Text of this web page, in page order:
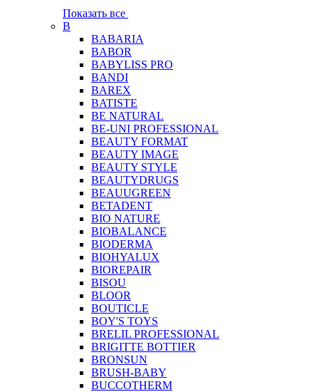
Показать все
B
BABARIA
BABOR
BABYLISS PRO
BANDI
BAREX
BATISTE
BE NATURAL
BE-UNI PROFESSIONAL
BEAUTY FORMAT
BEAUTY IMAGE
BEAUTY STYLE
BEAUTYDRUGS
BEAUUGREEN
BETADENT
BIO NATURE
BIOBALANCE
BIODERMA
BIOHYALUX
BIOREPAIR
BISOU
BLOOR
BOUTICLE
BOY'S TOYS
BRELIL PROFESSIONAL
BRIGITTE BOTTIER
BRONSUN
BRUSH-BABY
BUCCOTHERM